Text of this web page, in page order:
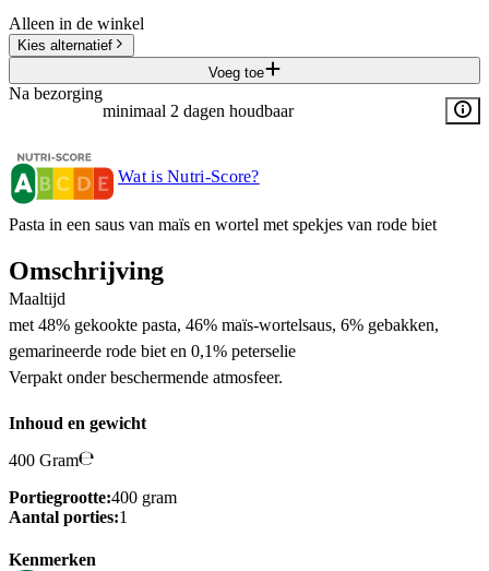
Alleen in de winkel
Kies alternatief
Voeg toe
Na bezorging
minimaal 2 dagen houdbaar
Wat is Nutri-Score?
Pasta in een saus van maïs en wortel met spekjes van rode biet ​
Omschrijving
Maaltijd
met 48% gekookte pasta, 46% maïs-wortelsaus, 6% gebakken,
gemarineerde rode biet en 0,1% peterselie
Verpakt onder beschermende atmosfeer.
Inhoud en gewicht
400 Gram
Portiegrootte:400 gram
Aantal porties:1
Kenmerken